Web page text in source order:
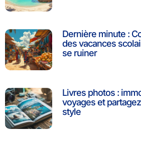
Dernière minute :
des vacances
se ruiner
Livres photos :
voyages et
style